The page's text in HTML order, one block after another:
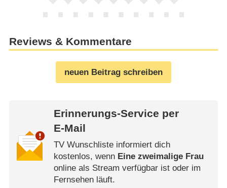
Reviews & Kommentare
neuen Beitrag schreiben
Erinnerungs-Service per
E-Mail
TV Wunschliste informiert dich
kostenlos, wenn Eine zweimalige Frau
online als Stream verfügbar ist oder im
Fernsehen läuft.